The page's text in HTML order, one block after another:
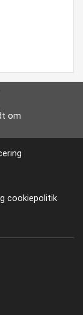
om
cookiepolitik